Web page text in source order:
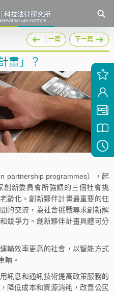
上一篇 下一篇
畫」？
programmes），起
創新委員會所強調的三個社會挑
齡化。創新夥伴計畫最重要的任
的交流，為社會挑戰尋求創新解
競爭力。創新夥伴計畫具體可分
輸效率更高的社會，以智能方式
輛。
訊息和通訊技術提高政策服務的
降低成本和資源消耗，改善公民